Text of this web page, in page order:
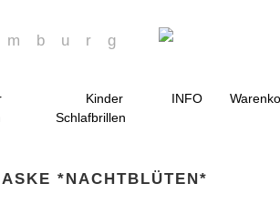
Kinder
Schlafbrillen
INFO
*NACHTBLÜTEN*